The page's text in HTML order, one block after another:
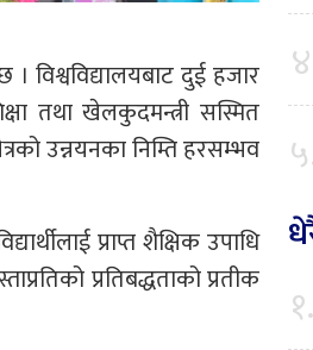
। विश्वविद्यालयबाट दुई हजार
तथा खेलकुदमन्त्री सस्मित
उन्नयनका निम्ति हरसम्भव
प्राप्त शैक्षिक उपाधि
प्रतिबद्धताको प्रतीक
१.